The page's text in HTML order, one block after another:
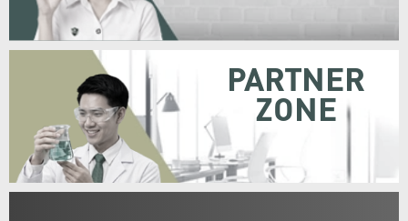
PARTNER
ZONE